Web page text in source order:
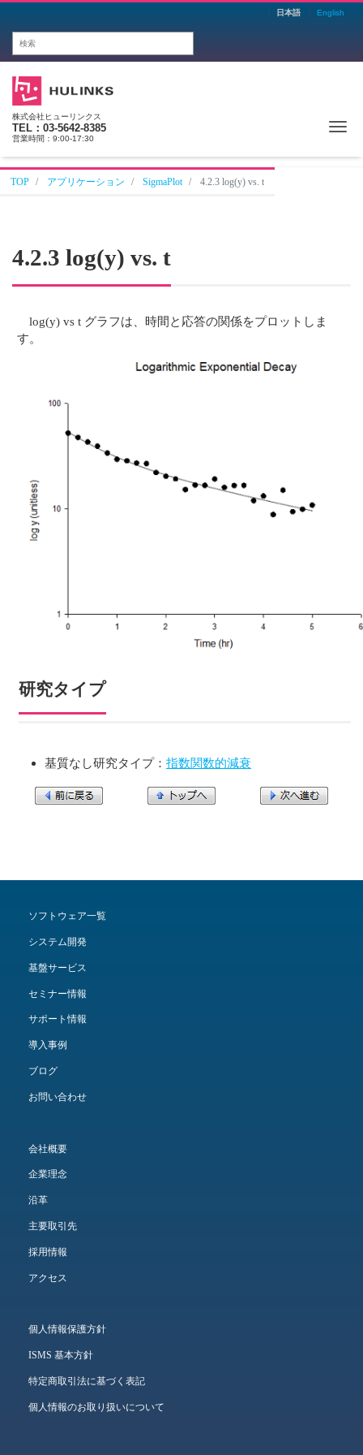
日本語 English
株式会社ヒューリンクス
TEL：03-5642-8385
営業時間：9:00-17:30
TOP アプリケーション SigmaPlot 4.2.3 log(y) vs. t
4.2.3 log(y) vs. t
log(y) vs t グラフは、時間と応答の関係をプロットしま
す。
研究タイプ
基質なし研究タイプ： 指数関数的減衰
ソフトウェア一覧
システム開発
基盤サービス
セミナー情報
サポート情報
導入事例
ブログ
お問い合わせ
会社概要
企業理念
沿革
主要取引先
採用情報
アクセス
個人情報保護方針
ISMS 基本方針
特定商取引法に基づく表記
個人情報のお取り扱いについて